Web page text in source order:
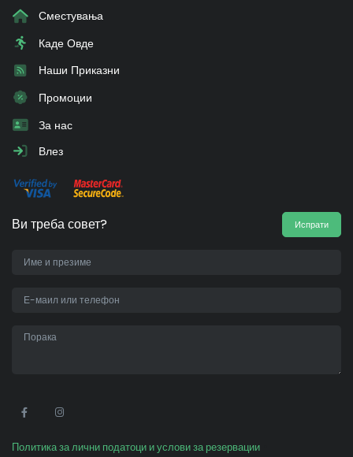
Сместувања
Каде Овде
Наши Приказни
Промоции
За нас
Влез
Ви треба совет? Испрати
Политика за лични податоци и услови за резервации